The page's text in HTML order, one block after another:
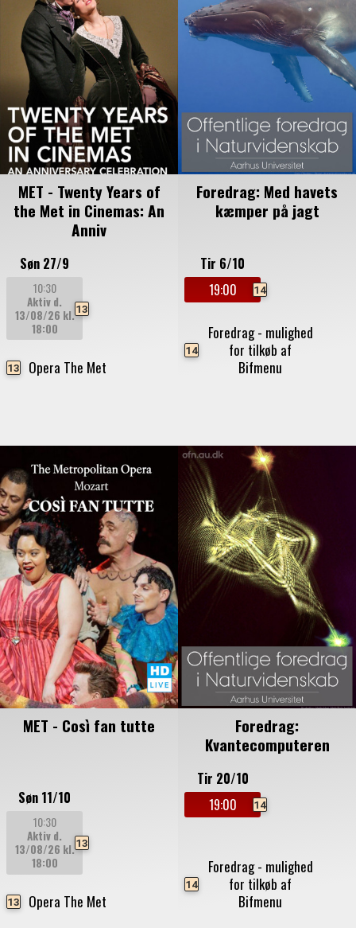
MET - Twenty Years of
the Met in Cinemas: An
Anniv
Søn 27/9
10:30
13
Aktiv d.
13/08/26 kl.
18:00
13 Opera The Met
Foredrag: Med havets
kæmper på jagt
Tir 6/10
19:00
14
14
Foredrag - mulighed
for tilkøb af
Bifmenu
MET - Così fan tutte
Søn 11/10
10:30
13
Aktiv d.
13/08/26 kl.
18:00
13 Opera The Met
Foredrag:
Kvantecomputeren
Tir 20/10
19:00
14
14
Foredrag - mulighed
for tilkøb af
Bifmenu